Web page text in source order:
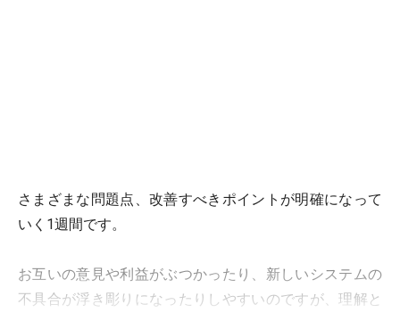
さまざまな問題点、改善すべきポイントが明確になって
いく1週間です。
お互いの意見や利益がぶつかったり、新しいシステムの
不具合が浮き彫りになったりしやすいのですが、理解と